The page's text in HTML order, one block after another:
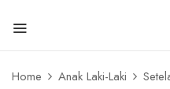
Home Anak Laki-Laki